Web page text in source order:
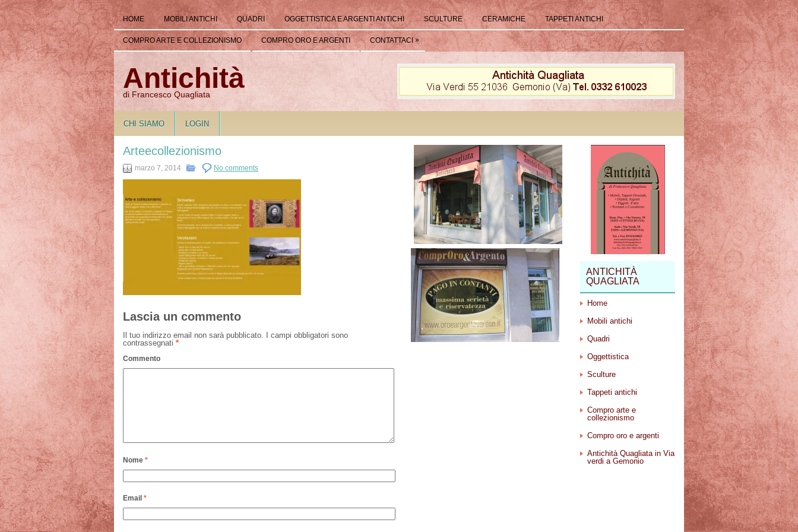
HOME MOBILI ANTICHI QUADRI OGGETTISTICA E ARGENTI ANTICHI SCULTURE CERAMICHE TAPPETI ANTICHI
COMPRO ARTE E COLLEZIONISMO COMPRO ORO E ARGENTI CONTATTACI »
Antichità
di Francesco Quagliata
CHI SIAMO LOGIN
Arteecollezionismo
marzo 7, 2014 No comments
Lascia un commento
Il tuo indirizzo email non sarà pubblicato. I campi obbligatori sono
contrassegnati *
Commento
Nome *
Email *
ANTICHITÀ
QUAGLIATA
Home
Mobili antichi
Quadri
Oggettistica
Sculture
Tappeti antichi
Compro arte e
collezionismo
Compro oro e argenti
Antichità Quagliata in Via
verdi a Gemonio